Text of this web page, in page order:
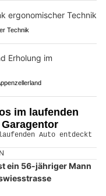
Technik
im laufenden
ein 56-jähriger Mann